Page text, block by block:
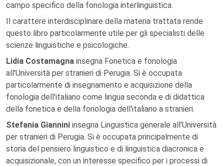
campo specifico della fonologia interlinguistica.
Il carattere interdisciplinare della materia trattata rende
questo libro particolarmente utile per gli specialisti delle
scienze linguistiche e psicologiche.
Lidia Costamagna insegna Fonetica e fonologia
all'Università per stranieri di Perugia. Si è occupata
particolarmente di insegnamento e acquisizione della
fonologia dell'italiano come lingua seconda e di didattica
della fonetica e della fonologia dell'italiano a stranieri.
Stefania Giannini insegna Linguistica generale all'Università
per stranieri di Perugia. Si è occupata principalmente di
storia del pensiero linguistico e di linguistica diacronica e
acquisizionale, con un interesse specifico per i processi di